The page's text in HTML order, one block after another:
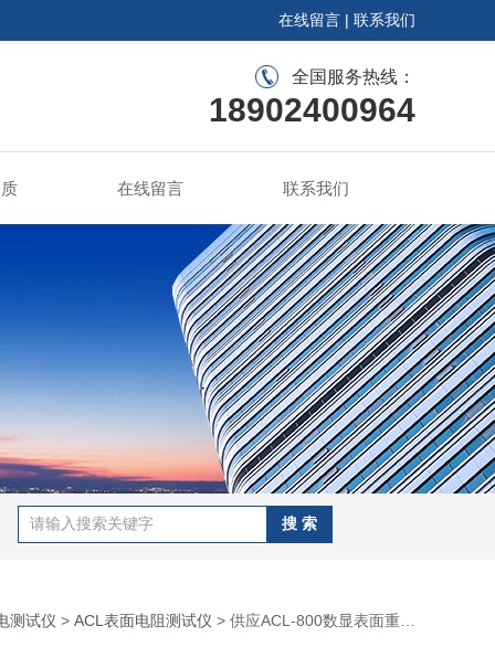
在线留言 | 联系我们
全国服务热线：
18902400964
在线留言 联系我们
测试仪 > ACL表面电阻测试仪 > 供应ACL-800数显表面重锤电阻测试仪